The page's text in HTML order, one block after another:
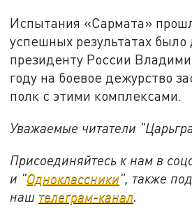
Испытания «Сармата»
успешных результатах
президенту России
году на боевое дежурство
полк с этими комплексами.
Уважаемые читатели
Присоединяйтесь к нам в
и "Одноклассники", также
наш телеграм-канал.